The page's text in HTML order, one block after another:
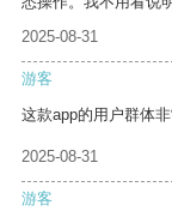
2025-08-31
游客
这款app的用户群体
2025-08-31
游客